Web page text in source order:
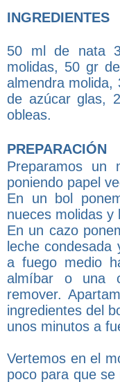
INGREDIENTES
50 ml de nata
molidas, 50 gr
almendra molida,
de azúcar glas,
obleas.
PREPARACIÓN
Preparamos un
poniendo papel
En un bol
nueces molidas y
En un cazo
leche
a fuego medio
almíbar o una
remover.
ingredientes del
unos minutos a
Vertemos en el
poco para que